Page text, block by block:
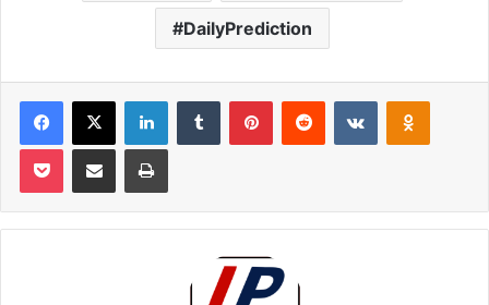
DailyPrediction
Facebook
X LinkedInTumblr PinterestReddit VKontakte
Pocket Share via Email Print